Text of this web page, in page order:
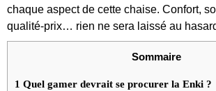
chaque aspect de cette chaise. Confort,
qualité-prix… rien ne sera laissé au
Sommaire
1 Quel gamer devrait se procurer la Enki ?